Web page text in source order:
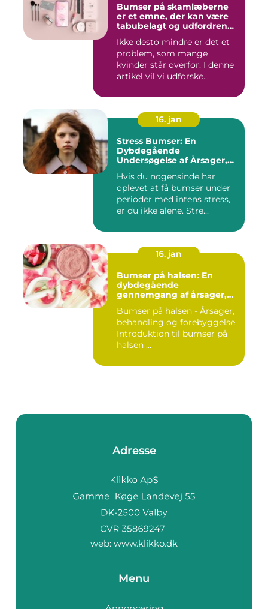
Bumser på skamlæberne
er et emne, der kan være
tabubelagt og udfordrende
Ikke desto mindre er det et
problem, som mange
kvinder står overfor. I denne
artikel vil vi udforske...
16. jan
Stress Bumser: En
Dybdegående
Undersøgelse af Årsager,
Hvis du nogensinde har
oplevet at få bumser under
perioder med intens stress,
er du ikke alene. Stre...
16. jan
Bumser på halsen: En
dybdegående
gennemgang af årsager,
forebyggelse
Bumser på halsen - Årsager,
behandling og forebyggelse
Introduktion til bumser på
halsen ...
Adresse
web: www.klikko.dk
Menu